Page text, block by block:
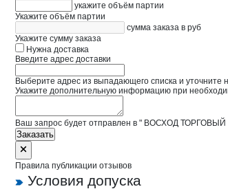
укажите объём партии
Укажите объём партии
сумма заказа в руб
Укажите сумму заказа
Нужна доставка
Введите адрес доставки
Выберите адрес из выпадающего списка и уточните
Укажите дополнительную информацию при
Ваш запрос будет отправлен в " ВОСХОД ТОРГОВЫЙ
Заказать
Правила публикации отзывов
Условия допуска